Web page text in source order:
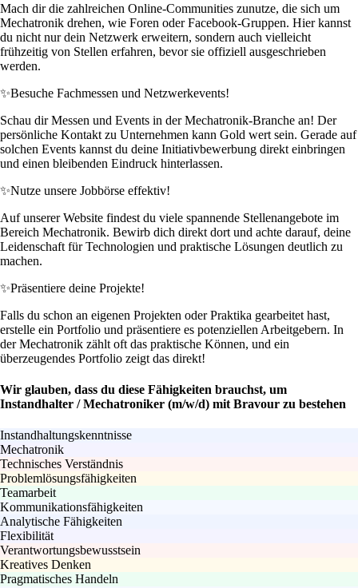
Mach dir die zahlreichen Online-Communities zunutze, die sich um
Mechatronik drehen, wie Foren oder Facebook-Gruppen. Hier kannst
du nicht nur dein Netzwerk erweitern, sondern auch vielleicht
frühzeitig von Stellen erfahren, bevor sie offiziell ausgeschrieben
werden.
✨Besuche Fachmessen und Netzwerkevents!
Schau dir Messen und Events in der Mechatronik-Branche an! Der
persönliche Kontakt zu Unternehmen kann Gold wert sein. Gerade auf
solchen Events kannst du deine Initiativbewerbung direkt einbringen
und einen bleibenden Eindruck hinterlassen.
✨Nutze unsere Jobbörse effektiv!
Auf unserer Website findest du viele spannende Stellenangebote im
Bereich Mechatronik. Bewirb dich direkt dort und achte darauf, deine
Leidenschaft für Technologien und praktische Lösungen deutlich zu
machen.
✨Präsentiere deine Projekte!
Falls du schon an eigenen Projekten oder Praktika gearbeitet hast,
erstelle ein Portfolio und präsentiere es potenziellen Arbeitgebern. In
der Mechatronik zählt oft das praktische Können, und ein
überzeugendes Portfolio zeigt das direkt!
Wir glauben, dass du diese Fähigkeiten brauchst, um
Instandhalter / Mechatroniker (m/w/d) mit Bravour zu bestehen
Instandhaltungskenntnisse
Mechatronik
Technisches Verständnis
Problemlösungsfähigkeiten
Teamarbeit
Kommunikationsfähigkeiten
Analytische Fähigkeiten
Flexibilität
Verantwortungsbewusstsein
Kreatives Denken
Pragmatisches Handeln